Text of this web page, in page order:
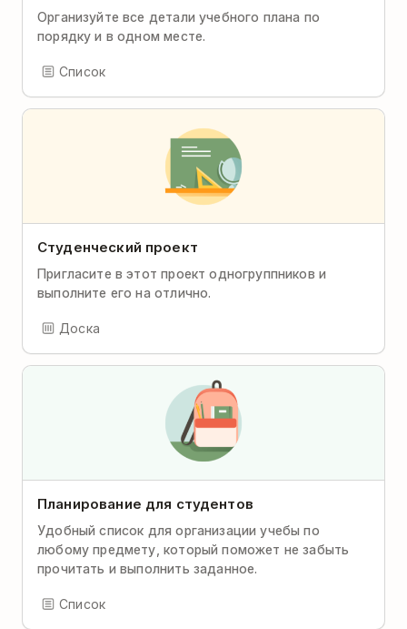
Организуйте все детали учебного плана по
порядку и в одном месте.
Список
Студенческий проект
Пригласите в этот проект одногруппников и
выполните его на отлично.
Доска
Планирование для студентов
Удобный список для организации учебы по
любому предмету, который поможет не забыть
прочитать и выполнить заданное.
Список